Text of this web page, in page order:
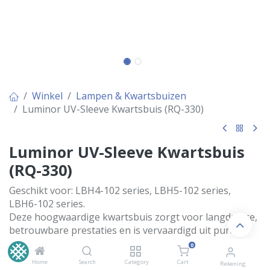
Home Search Category
0
Cart Rekening
Winkel
Lampen & Kwartsbuizen
Luminor UV-Sleeve Kwartsbuis (RQ-330)
Luminor UV-Sleeve Kwartsbuis
(RQ-330)
Geschikt voor: LBH4-102 series, LBH5-102 series,
LBH6-102 series.
Deze hoogwaardige kwartsbuis zorgt voor langdurige,
betrouwbare prestaties en is vervaardigd uit pure
GE214-kwarts (of vergelijkbaar). Gepolijste uiteinden
voorkomen spanningsbreuken. Wordt geleverd met